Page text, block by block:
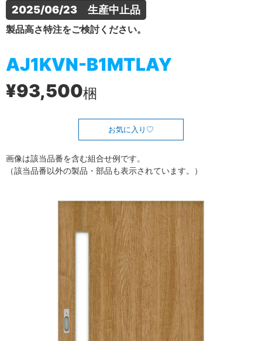
2025/06/23　生産中止品
製品高さ特注をご検討ください。
AJ1KVN-B1MTLAY
¥93,500梱
お気に入り
画像は該当品番を含む組合せ例です。
（該当品番以外の製品・部品も表示されています。）